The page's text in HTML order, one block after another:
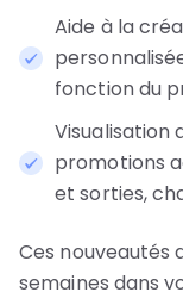
Aide à la
fonction du
Visualisation
promotions
et sorties,
Ces nouveautés
semaines dans